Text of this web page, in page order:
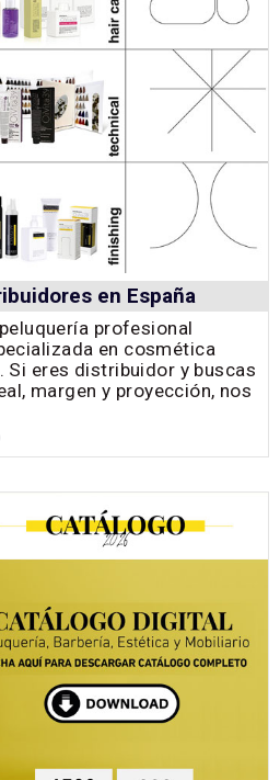
en España
profesional
en cosmética
Si eres distribuidor y buscas
margen y proyección, nos